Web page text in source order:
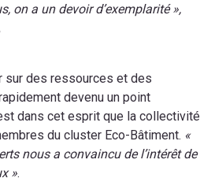
on a un devoir d’exemplarité »,
sur des ressources et des
devenu un point
dans cet esprit que la collectivité
du cluster Eco-Bâtiment. «
nous a convaincu de l’intérêt de
».